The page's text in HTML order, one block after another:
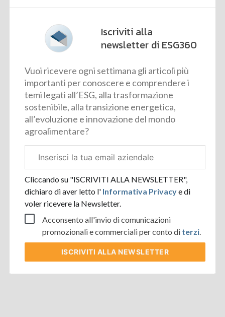
Iscriviti alla
newsletter di ESG360
Vuoi ricevere ogni settimana gli articoli più
importanti per conoscere e comprendere i
temi legati all’ESG, alla trasformazione
sostenibile, alla transizione energetica,
all’evoluzione e innovazione del mondo
agroalimentare?
aziendale
Cliccando su "ISCRIVITI ALLA NEWSLETTER",
dichiaro di aver letto l' Informativa Privacye di
voler ricevere la Newsletter.
Acconsento all'invio di comunicazioni
promozionali e commerciali per conto di terzi
ISCRIVITI ALLA NEWSLETTER